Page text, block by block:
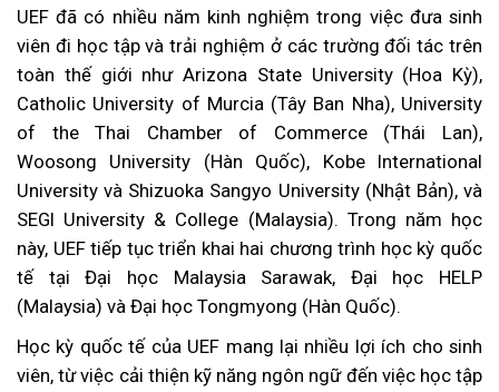
UEF đã có nhiều năm kinh nghiệm trong việc đưa sinh
viên đi học tập và trải nghiệm ở các trường đối tác trên
toàn thế giới như Arizona State University (Hoa Kỳ),
Catholic University of Murcia (Tây Ban Nha), University
of the Thai Chamber of Commerce (Thái Lan),
Woosong University (Hàn Quốc), Kobe International
University và Shizuoka Sangyo University (Nhật Bản), và
SEGI University & College (Malaysia). Trong năm học
này, UEF tiếp tục triển khai hai chương trình học kỳ quốc
tế tại Đại học Malaysia Sarawak, Đại học HELP
(Malaysia) và Đại học Tongmyong (Hàn Quốc).
Học kỳ quốc tế của UEF mang lại nhiều lợi ích cho sinh
viên, từ việc cải thiện kỹ năng ngôn ngữ đến việc học tập